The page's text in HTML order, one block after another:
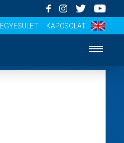
EGYESÜLET KAPCSOLAT